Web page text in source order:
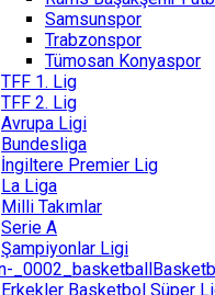
Samsunspor
Trabzonspor
Tümosan Konyaspor
TFF 1. Lig
TFF 2. Lig
Avrupa Ligi
Bundesliga
İngiltere Premier Lig
La Liga
Milli Takımlar
Serie A
Şampiyonlar Ligi
Erkekler Basketbol Süper